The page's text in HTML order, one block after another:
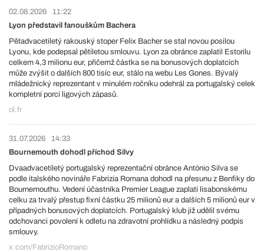
02.08.2026
11:22
Lyon představil fanouškům Bachera
Pětadvacetiletý rakouský stoper Felix Bacher se stal novou posilou
Lyonu, kde podepsal pětiletou smlouvu. Lyon za obránce zaplatil Estorilu
celkem 4,3 milionu eur, přičemž částka se na bonusových doplatcích
může zvýšit o dalších 800 tisíc eur, stálo na webu Les Gones. Bývalý
mládežnický reprezentant v minulém ročníku odehrál za portugalský celek
kompletní porci ligových zápasů.
ol.fr
31.07.2026
14:33
Bournemouth dohodl příchod Silvy
Dvaadvacetiletý portugalský reprezentační obránce António Silva se
podle italského novináře Fabrizia Romana dohodl na přesunu z Benfiky do
Bournemouthu. Vedení účastníka Premier League zaplatí lisabonskému
celku za trvalý přestup fixní částku 25 milionů eur a dalších 5 milionů eur v
případných bonusových doplatcích. Portugalský klub již udělil svému
odchovanci povolení k odletu na zdravotní prohlídku a následný podpis
smlouvy.
x.com/FabrizioRomano